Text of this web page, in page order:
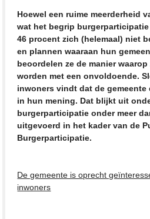
Hoewel een ruime meerderheid
wat het begrip
46 procent zich (helemaal) niet
en plannen waaraan hun
beoordelen ze de manier
worden met een onvoldoende.
inwoners vindt dat de
in hun mening. Dat blijkt uit
burgerparticipatie onder meer
uitgevoerd in het kader van de
Burgerparticipatie.
De gemeente is oprecht
inwoners